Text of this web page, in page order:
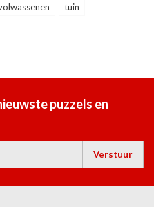
tuin
puzzels en
Verstuur